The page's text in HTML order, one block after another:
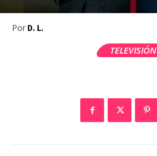
Por D. L.
TELEVISIÓN